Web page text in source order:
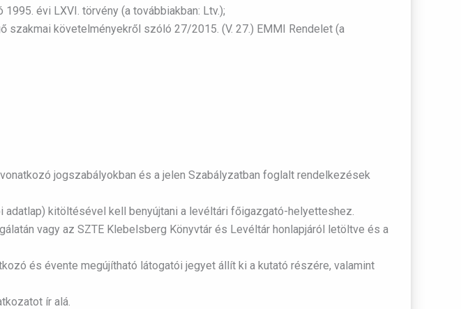
évi LXVI. törvény (a továbbiakban: Ltv.);
követelményekről szóló 27/2015. (V. 27.) EMMI Rendelet (a
jogszabályokban és a jelen Szabályzatban foglalt rendelkezések
kitöltésével kell benyújtani a levéltári főigazgató-helyetteshez.
vagy az SZTE Klebelsberg Könyvtár és Levéltár honlapjáról letöltve és a
és évente megújítható látogatói jegyet állít ki a kutató részére, valamint
ír alá.